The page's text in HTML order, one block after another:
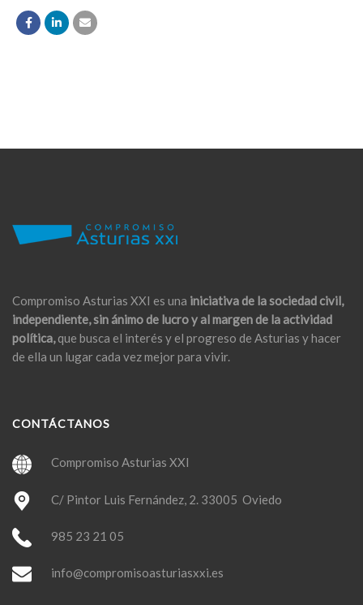
Compromiso Asturias XXI es una iniciativa de la sociedad civil,
independiente, sin ánimo de lucro y al margen de la actividad
política,que busca el interés y el progreso de Asturias y hacer
de ella un lugar cada vez mejor para vivir.
CONTÁCTANOS
Compromiso Asturias XXI
C/ Pintor Luis Fernández, 2. 33005 Oviedo
985 23 21 05
info@compromisoasturiasxxi.es